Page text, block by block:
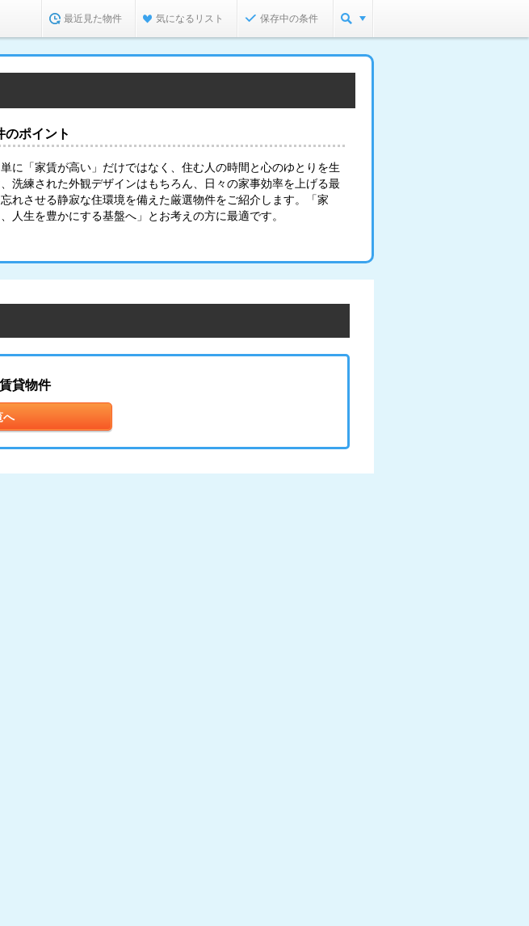
最近見た物件 気になるリスト 保存中の条件
のポイント
に「家賃が高い」だけではなく、住む人の時間と心のゆとりを生
洗練された外観デザインはもちろん、日々の家事効率を上げる最
れさせる静寂な住環境を備えた厳選物件をご紹介します。「家
人生を豊かにする基盤へ」とお考えの方に最適です。
貸物件
へ